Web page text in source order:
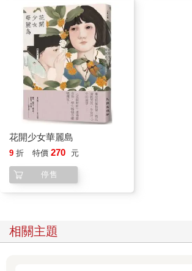
是快要餓死的落魄孩子。不霉不餿就是食物，
飢餓兼營養失調，國三便深陷睡眠障礙，我們
小龍根本不是英雄，到底我們也不再只是孩子
小龍默默就失去蹤影，如同我們爸那樣無聲無
中畢業典禮，走出成功嶺的老眷村。
高職夜校就讀期間的第一年，我們放假還會回
彼時阿伯遠赴越南，大姑姑分身無術，爸隱身
阿公在廢墟裡面吃喝睡眠，依舊一派自在如紅
家事，客廳地板磁磚白色轉灰色，牆壁爬滿蛆
般的褐色瑣屑皆是蛆蛹。人蟲共生，善哉善哉
（過了幾年我們讀馬奎斯的《百年孤寂》，結
族的預言：「這一家系的第一個祖先被綁在樹
繁盛？）
那樣的廢墟仍然有人上門。不是爸的債主，就
花開少女華麗島
9 折 特價 270 元
停售
相關主題